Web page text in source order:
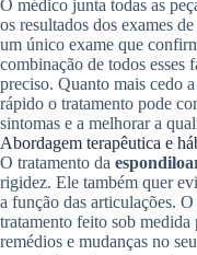
O médico junta todas as
os resultados dos exames
um único exame que
combinação de todos esses
preciso. Quanto mais cedo
rápido o tratamento pode
sintomas e a melhorar a
Abordagem terapêutica e
O tratamento da
rigidez. Ele também quer
a função das articulações.
tratamento feito sob
remédios e mudanças no